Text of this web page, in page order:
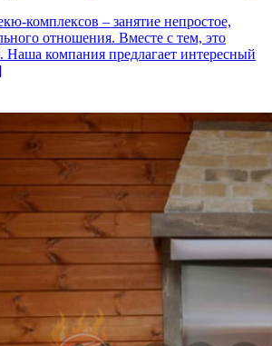
комплексов – занятие непростое,
отношения. Вместе с тем, это
Наша компания предлагает интересный